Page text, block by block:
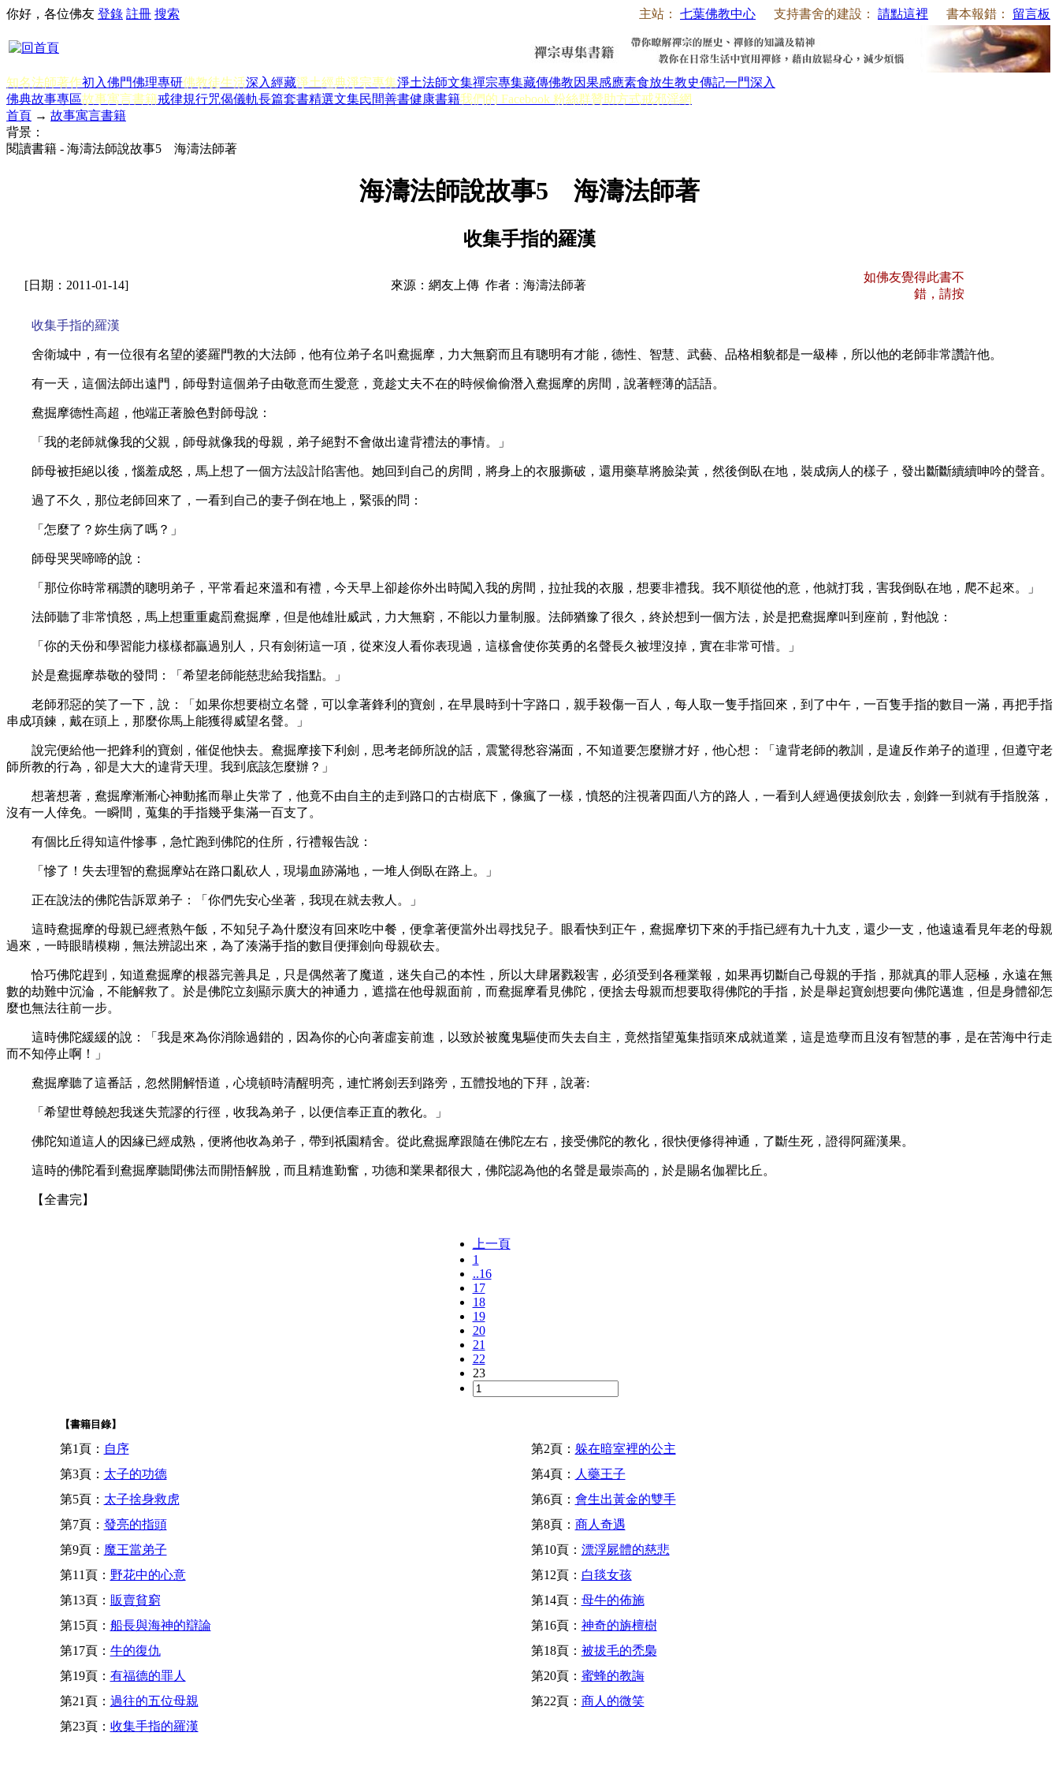
主站： 七葉佛教中心 支持書舍的建設： 請點這裡 書本報錯： 留言板
你好，各位佛友 登錄 註冊 搜索
知名法師著作初入佛門佛理專研佛教徒生活深入經藏淨土經典淨宗專集淨土法師文集禪宗專集藏傳佛教因果感應素食放生教史傳記一門深入
佛典故事專區故事寓言書籍戒律規行咒偈儀軌長篇套書精選文集民間善書健康書籍我們的 Facebook 粉絲群贊助方式戒邪淫網
首頁 → 故事寓言書籍
背景：
閱讀書籍 - 海濤法師說故事5 海濤法師著
海濤法師說故事5 海濤法師著
收集手指的羅漢
[日期：2011-01-14] 來源：網友上傳 作者：海濤法師著
如佛友覺得此書不
錯，請按
收集手指的羅漢
舍衛城中，有一位很有名望的婆羅門教的大法師，他有位弟子名叫鴦掘摩，力大無窮而且有聰明有才能，德性、智慧、武藝、品格相貌都是一級棒，所以他的老師非常讚許他。
有一天，這個法師出遠門，師母對這個弟子由敬意而生愛意，竟趁丈夫不在的時候偷偷潛入鴦掘摩的房間，說著輕薄的話語。
鴦掘摩德性高超，他端正著臉色對師母說：
「我的老師就像我的父親，師母就像我的母親，弟子絕對不會做出違背禮法的事情。」
師母被拒絕以後，惱羞成怒，馬上想了一個方法設計陷害他。她回到自己的房間，將身上的衣服撕破，還用藥草將臉染黃，然後倒臥在地，裝成病人的樣子，發出斷斷續續呻吟的聲音。
過了不久，那位老師回來了，一看到自己的妻子倒在地上，緊張的問：
「怎麼了？妳生病了嗎？」
師母哭哭啼啼的說：
「那位你時常稱讚的聰明弟子，平常看起來溫和有禮，今天早上卻趁你外出時闖入我的房間，拉扯我的衣服，想要非禮我。我不順從他的意，他就打我，害我倒臥在地，爬不起來。」
法師聽了非常憤怒，馬上想重重處罰鴦掘摩，但是他雄壯威武，力大無窮，不能以力量制服。法師猶豫了很久，終於想到一個方法，於是把鴦掘摩叫到座前，對他說：
「你的天份和學習能力樣樣都贏過別人，只有劍術這一項，從來沒人看你表現過，這樣會使你英勇的名聲長久被埋沒掉，實在非常可惜。」
於是鴦掘摩恭敬的發問：「希望老師能慈悲給我指點。」
老師邪惡的笑了一下，說：「如果你想要樹立名聲，可以拿著鋒利的寶劍，在早晨時到十字路口，親手殺傷一百人，每人取一隻手指回來，到了中午，一百隻手指的數目一滿，再把手指
串成項鍊，戴在頭上，那麼你馬上能獲得威望名聲。」
說完便給他一把鋒利的寶劍，催促他快去。鴦掘摩接下利劍，思考老師所說的話，震驚得愁容滿面，不知道要怎麼辦才好，他心想：「違背老師的教訓，是違反作弟子的道理，但遵守老
師所教的行為，卻是大大的違背天理。我到底該怎麼辦？」
想著想著，鴦掘摩漸漸心神動搖而舉止失常了，他竟不由自主的走到路口的古樹底下，像瘋了一樣，憤怒的注視著四面八方的路人，一看到人經過便拔劍欣去，劍鋒一到就有手指脫落，
沒有一人倖免。一瞬間，蒐集的手指幾乎集滿一百支了。
有個比丘得知這件慘事，急忙跑到佛陀的住所，行禮報告說：
「慘了！失去理智的鴦掘摩站在路口亂砍人，現場血跡滿地，一堆人倒臥在路上。」
正在說法的佛陀告訴眾弟子：「你們先安心坐著，我現在就去救人。」
這時鴦掘摩的母親已經煮熟午飯，不知兒子為什麼沒有回來吃中餐，便拿著便當外出尋找兒子。眼看快到正午，鴦掘摩切下來的手指已經有九十九支，還少一支，他遠遠看見年老的母親
過來，一時眼睛模糊，無法辨認出來，為了湊滿手指的數目便揮劍向母親砍去。
恰巧佛陀趕到，知道鴦掘摩的根器完善具足，只是偶然著了魔道，迷失自己的本性，所以大肆屠戮殺害，必須受到各種業報，如果再切斷自己母親的手指，那就真的罪人惡極，永遠在無
數的劫難中沉淪，不能解救了。於是佛陀立刻顯示廣大的神通力，遮擋在他母親面前，而鴦掘摩看見佛陀，便捨去母親而想要取得佛陀的手指，於是舉起寶劍想要向佛陀邁進，但是身體卻怎
麼也無法往前一步。
這時佛陀緩緩的說：「我是來為你消除過錯的，因為你的心向著虛妄前進，以致於被魔鬼驅使而失去自主，竟然指望蒐集指頭來成就道業，這是造孽而且沒有智慧的事，是在苦海中行走
而不知停止啊！」
鴦掘摩聽了這番話，忽然開解悟道，心境頓時清醒明亮，連忙將劍丟到路旁，五體投地的下拜，說著:
「希望世尊饒恕我迷失荒謬的行徑，收我為弟子，以便信奉正直的教化。」
佛陀知道這人的因緣已經成熟，便將他收為弟子，帶到祇園精舍。從此鴦掘摩跟隨在佛陀左右，接受佛陀的教化，很快便修得神通，了斷生死，證得阿羅漢果。
這時的佛陀看到鴦掘摩聽聞佛法而開悟解脫，而且精進勤奮，功德和業果都很大，佛陀認為他的名聲是最崇高的，於是賜名伽瞿比丘。
【全書完】
上一頁
1
..16
17
18
19
20
21
22
23
【書籍目錄】
第1頁： 自序 第2頁： 躲在暗室裡的公主
第3頁： 太子的功德 第4頁： 人藥王子
第5頁： 太子捨身救虎 第6頁： 會生出黃金的雙手
第7頁： 發亮的指頭 第8頁： 商人奇遇
第9頁： 魔王當弟子 第10頁： 漂浮屍體的慈悲
第11頁： 野花中的心意 第12頁： 白毯女孩
第13頁： 販賣貧窮 第14頁： 母牛的佈施
第15頁： 船長與海神的辯論 第16頁： 神奇的旃檀樹
第17頁： 牛的復仇 第18頁： 被拔毛的禿梟
第19頁： 有福德的罪人 第20頁： 蜜蜂的教誨
第21頁： 過往的五位母親 第22頁： 商人的微笑
第23頁： 收集手指的羅漢